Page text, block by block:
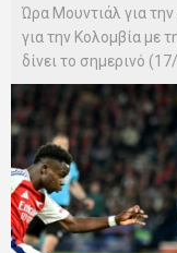
Ώρα Μουντιάλ για
για την Κολομβία με
δίνει το σημερινό (17/